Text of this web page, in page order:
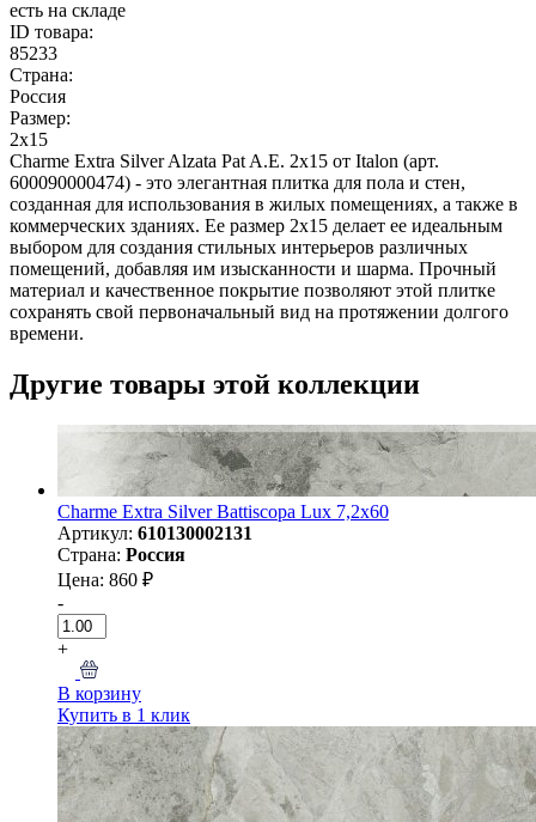
есть на складе
ID товара:
85233
Страна:
Россия
Размер:
2x15
Charme Extra Silver Alzata Pat A.E. 2x15 от Italon (арт.
600090000474) - это элегантная плитка для пола и стен,
созданная для использования в жилых помещениях, а также в
коммерческих зданиях. Ее размер 2x15 делает ее идеальным
выбором для создания стильных интерьеров различных
помещений, добавляя им изысканности и шарма. Прочный
материал и качественное покрытие позволяют этой плитке
сохранять свой первоначальный вид на протяжении долгого
времени.
Другие товары этой коллекции
Charme Extra Silver Battiscopa Lux 7,2x60
Артикул: 610130002131
Страна: Россия
Цена: 860 ₽
-
+
В корзину
Купить в 1 клик